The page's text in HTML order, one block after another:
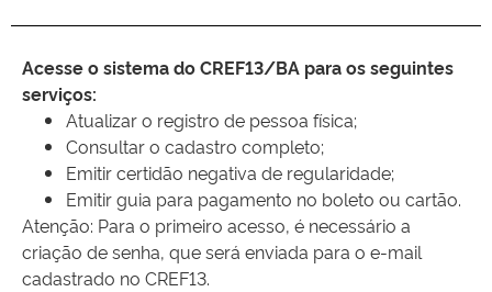
Acesse o sistema do CREF13/BA para os seguintes
serviços:
Atualizar o registro de pessoa física;
Consultar o cadastro completo;
Emitir certidão negativa de regularidade;
Emitir guia para pagamento no boleto ou cartão.
Atenção: Para o primeiro acesso, é necessário a
criação de senha, que será enviada para o e-mail
cadastrado no CREF13.